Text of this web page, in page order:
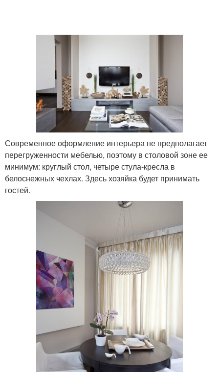
Современное оформление интерьера не предполагает
перегруженности мебелью, поэтому в столовой зоне ее
минимум: круглый стол, четыре стула-кресла в
белоснежных чехлах. Здесь хозяйка будет принимать
гостей.